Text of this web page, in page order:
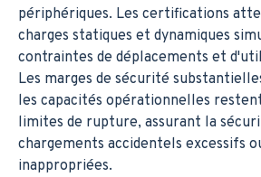
périphériques. Les certifications
charges statiques et dynamiques
contraintes de déplacements et
Les marges de sécurité
les capacités opérationnelles
limites de rupture, assurant la
chargements accidentels excessifs
inappropriées.